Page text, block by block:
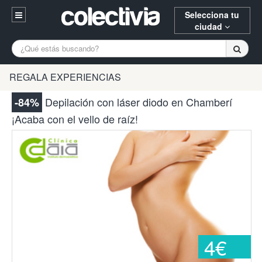
Selecciona tu
ciudad
Entrar
94 652 38 15 (L-V 10:30-15:00)
¿Necesitas ayuda? Escríbenos
A Coruña Alicante
Bilbao Donostia
Gijón Huesca
Madrid Palencia
Pamplona Santander Tarragona
Vitoria
REGALA EXPERIENCIAS
-84% Depilación con láser diodo en Chamberí
¡Acaba con el vello de raíz!
4€